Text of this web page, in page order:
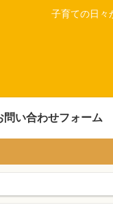
子育ての日々
問い合わせフォーム